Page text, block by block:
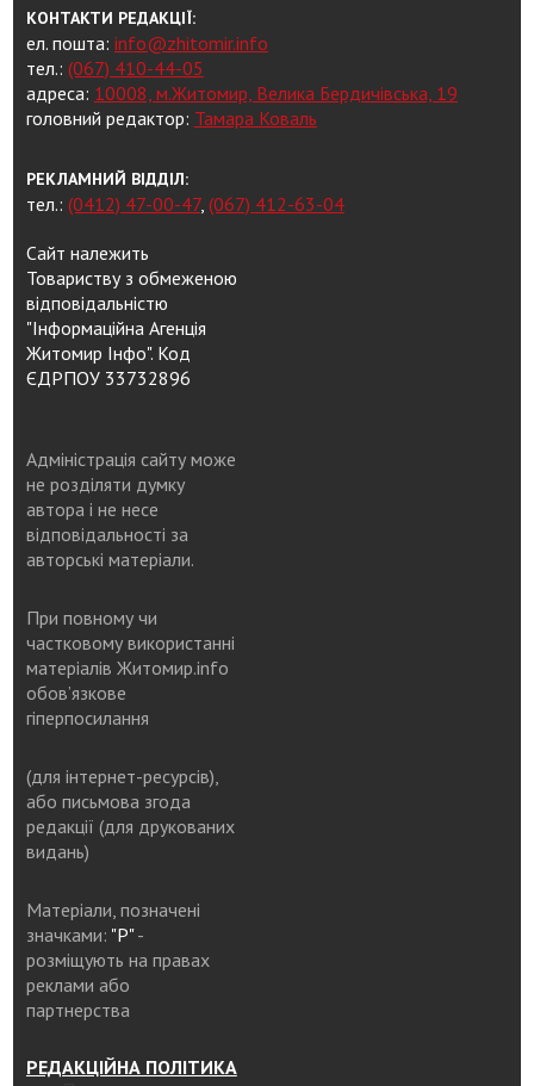
КОНТАКТИ РЕДАКЦІЇ:
ел. пошта: info@zhitomir.info
тел.: (067) 410-44-05
адреса: 10008, м.Житомир, Велика Бердичівська, 19
головний редактор: Тамара Коваль
РЕКЛАМНИЙ ВІДДІЛ:
тел.: (0412) 47-00-47, (067) 412-63-04
Сайт належить
Товариству з обмеженою
відповідальністю
"Інформаційна Агенція
Житомир Інфо". Код
ЄДРПОУ 33732896
Адміністрація сайту може
не розділяти думку
автора і не несе
відповідальності за
авторські матеріали.
При повному чи
частковому використанні
матеріалів Житомир.info
обов’язкове
гіперпосилання
(для інтернет-ресурсів),
або письмова згода
редакції (для друкованих
видань)
Матеріали, позначені
значками: "Р"-
розміщують на правах
реклами або
партнерства
РЕДАКЦІЙНА ПОЛІТИКА